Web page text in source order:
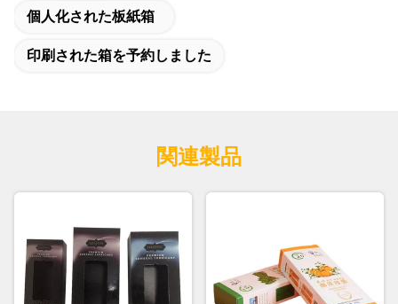
個人化された板紙箱
印刷された箱を予約しました
関連製品